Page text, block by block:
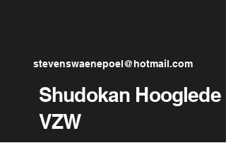
stevenswaenepoel@hotmail.com
Shudokan Hooglede
VZW